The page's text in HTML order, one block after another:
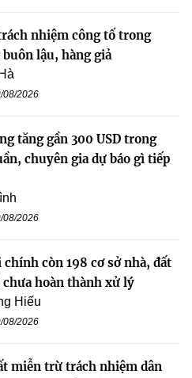
nhiệm công tố trong
lậu, hàng giả
08/2026
tăng gần 300 USD trong
chuyên gia dự báo gì tiếp
08/2026
chính còn 198 cơ sở nhà, đất
chưa hoàn thành xử lý
Hiếu
08/2026
miễn trừ trách nhiệm dân